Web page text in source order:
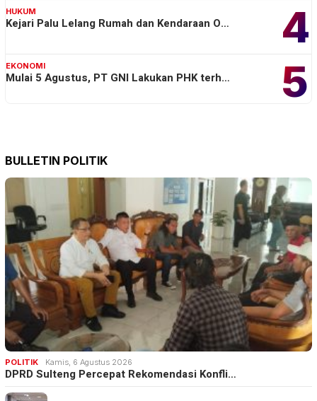
4
HUKUM
Kejari Palu Lelang Rumah dan Kendaraan O…
5
EKONOMI
Mulai 5 Agustus, PT GNI Lakukan PHK terh…
BULLETIN POLITIK
POLITIK Kamis, 6 Agustus 2026
DPRD Sulteng Percepat Rekomendasi Konfli…